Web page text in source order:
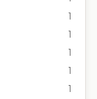
1
1
1
1
1